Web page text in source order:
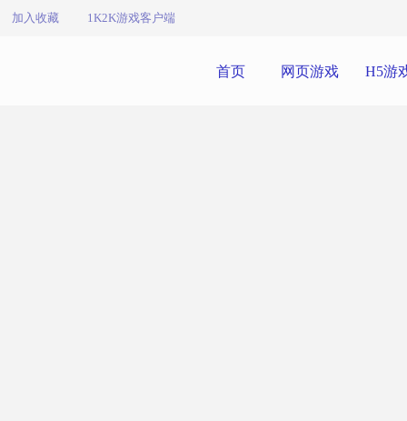
加入收藏 1K2K游戏客户端
首页 网页游戏 H5游